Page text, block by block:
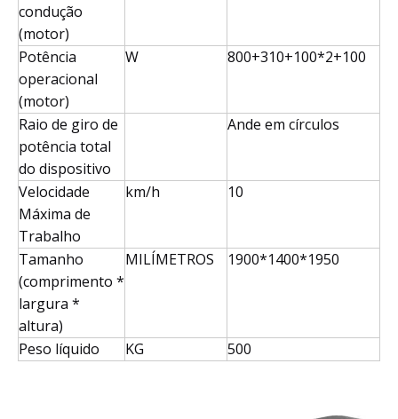
condução
(motor)
Potência
operacional
(motor)
W 800+310+100*2+100
Raio de giro de
potência total
do dispositivo
Ande em círculos
Velocidade
Máxima de
Trabalho
km/h 10
Tamanho
(comprimento *
largura *
altura)
MILÍMETROS 1900*1400*1950
Peso líquido KG 500